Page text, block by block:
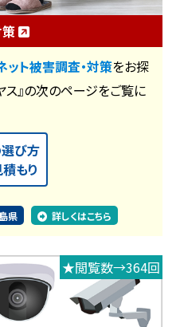
策
ット被害調査・対策をお探
ス』の次のページをご覧に
び方
もり
県 詳しくはこちら
★閲覧数→364回